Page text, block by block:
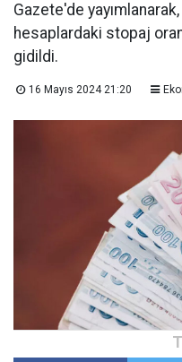
Gazete'de
hesaplardaki stopaj
gidildi.
16 Mayıs 2024 21:20